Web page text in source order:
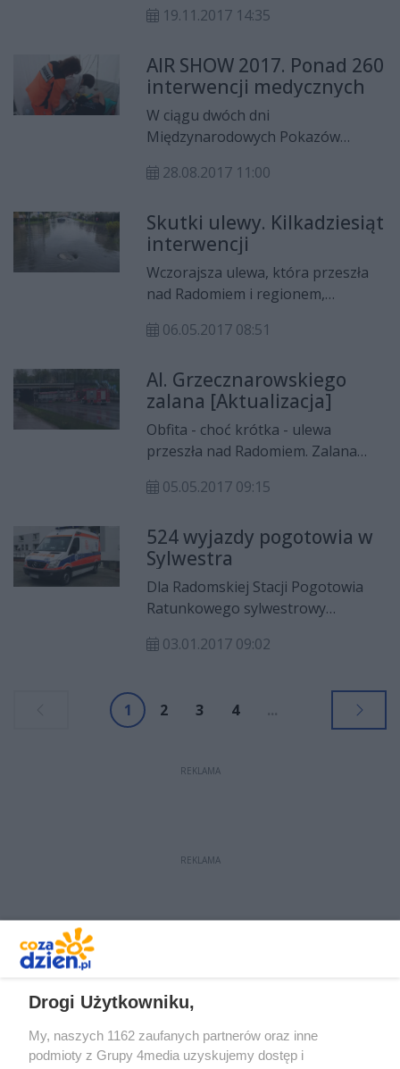
rozmawiali, kierowca radiowozu,
drzwiami przez sprawcę
zamieszania. Strażnicy zareagowali
na agresywnego mężczyznę,
któremu na pomoc przyszedł
kolega - wtedy się zaczęło.
19.11.2017 14:35
AIR SHOW 2017. Ponad 260
interwencji medycznych
W ciągu dwóch dni
Międzynarodowych Pokazów
ratownictwa medycznego
sumie 261 razy. Do
najpoważniejszych zdarzeń doszło
w niedzielę, gdy balon reklamowy
uderzył w kobietę.
28.08.2017 11:00
Skutki ulewy. Kilkadziesiąt
interwencji
Wczorajsza ulewa, która przeszła
nad Radomiem i regionem,
mieszkańcy z niepokojem patrzyli
interweniowali kilkadziesiąt razy i
do tej pory usuwają skutki
podtopień.
06.05.2017 08:51
Al. Grzecznarowskiego
zalana [Aktualizacja]
Obfita - choć krótka - ulewa
przeszła nad Radomiem. Zalana
pożarna przyjęła kilkadziesiąt
05.05.2017 09:15
524 wyjazdy pogotowia w
Sylwestra
Dla Radomskiej Stacji Pogotowia
Ratunkowego sylwestrowy
Karetki w Radomiu i w okolicznych
03.01.2017 09:02
1 2 3 4 ...
REKLAMA
REKLAMA
Drogi Użytkowniku,
My, naszych 1162 zaufanych partnerów oraz inne
podmioty z Grupy 4media uzyskujemy dostęp i